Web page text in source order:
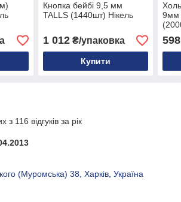
Кнопка бейбі 9,5 мм
TALLS (1440шт) Нікель
1 012₴/упаковка
Купити
9мм
598
з 116 відгуків за рік
(Муромська) 38, Харків, Україна